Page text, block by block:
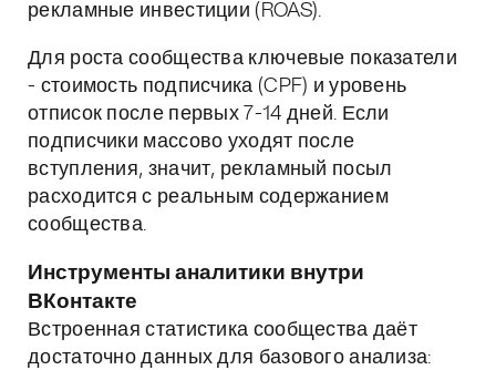
рекламные инвестиции (ROAS).
Для роста сообщества ключевые показатели
- стоимость подписчика (CPF) и уровень
отписок после первых 7-14 дней. Если
подписчики массово уходят после
вступления, значит, рекламный посыл
расходится с реальным содержанием
сообщества.
Инструменты аналитики внутри
ВКонтакте
Встроенная статистика сообщества даёт
достаточно данных для базового анализа: